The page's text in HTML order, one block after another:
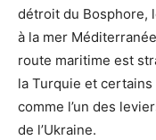
détroit du Bosphore,
à la mer
route maritime est
la Turquie et certains
comme l’un des
de l’Ukraine.